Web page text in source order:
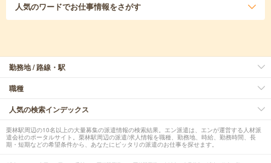
人気のワードでお仕事情報をさがす
勤務地 / 路線・駅
職種
人気の検索インデックス
栗林駅周辺の10名以上の大量募集の派遣情報の検索結果。エン派遣は、エンが運営する人材派
遣会社のポータルサイト。栗林駅周辺の派遣/求人情報を職種、勤務地、時給、勤務時間、長
期・短期などの希望条件から、あなたにピッタリの派遣のお仕事を探せます。